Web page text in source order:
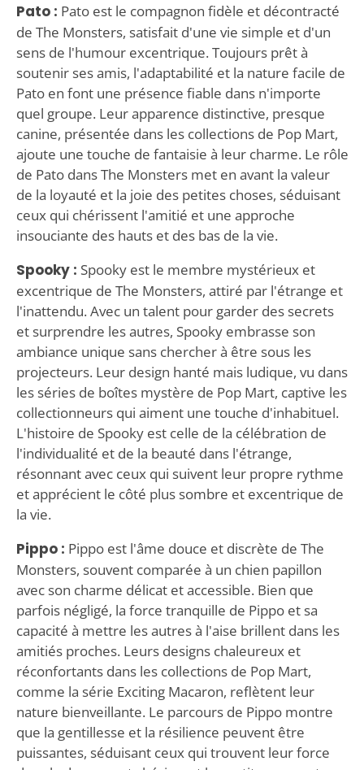
Pato : Pato est le compagnon fidèle et décontracté
de The Monsters, satisfait d'une vie simple et d'un
sens de l'humour excentrique. Toujours prêt à
soutenir ses amis, l'adaptabilité et la nature facile de
Pato en font une présence fiable dans n'importe
quel groupe. Leur apparence distinctive, presque
canine, présentée dans les collections de Pop Mart,
ajoute une touche de fantaisie à leur charme. Le rôle
de Pato dans The Monsters met en avant la valeur
de la loyauté et la joie des petites choses, séduisant
ceux qui chérissent l'amitié et une approche
insouciante des hauts et des bas de la vie.
Spooky : Spooky est le membre mystérieux et
excentrique de The Monsters, attiré par l'étrange et
l'inattendu. Avec un talent pour garder des secrets
et surprendre les autres, Spooky embrasse son
ambiance unique sans chercher à être sous les
projecteurs. Leur design hanté mais ludique, vu dans
les séries de boîtes mystère de Pop Mart, captive les
collectionneurs qui aiment une touche d'inhabituel.
L'histoire de Spooky est celle de la célébration de
l'individualité et de la beauté dans l'étrange,
résonnant avec ceux qui suivent leur propre rythme
et apprécient le côté plus sombre et excentrique de
la vie.
Pippo : Pippo est l'âme douce et discrète de The
Monsters, souvent comparée à un chien papillon
avec son charme délicat et accessible. Bien que
parfois négligé, la force tranquille de Pippo et sa
capacité à mettre les autres à l'aise brillent dans les
amitiés proches. Leurs designs chaleureux et
réconfortants dans les collections de Pop Mart,
comme la série Exciting Macaron, reflètent leur
nature bienveillante. Le parcours de Pippo montre
que la gentillesse et la résilience peuvent être
puissantes, séduisant ceux qui trouvent leur force